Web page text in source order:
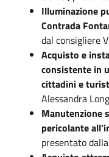
Illuminazione
Contrada
dal consigliere
Acquisto e
consistente in
cittadini e
Alessandra
Manutenzione
pericolante
presentato